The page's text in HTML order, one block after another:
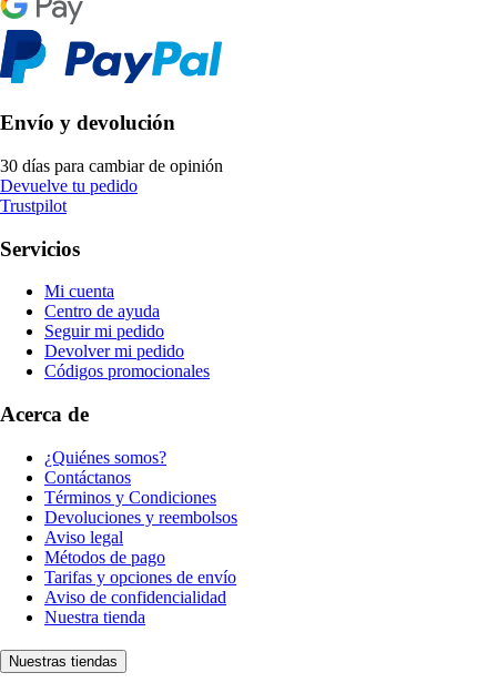
Envío y devolución
30 días para cambiar de opinión
Devuelve tu pedido
Trustpilot
Servicios
Mi cuenta
Centro de ayuda
Seguir mi pedido
Devolver mi pedido
Códigos promocionales
Acerca de
¿Quiénes somos?
Contáctanos
Términos y Condiciones
Devoluciones y reembolsos
Aviso legal
Métodos de pago
Tarifas y opciones de envío
Aviso de confidencialidad
Nuestra tienda
Nuestras tiendas